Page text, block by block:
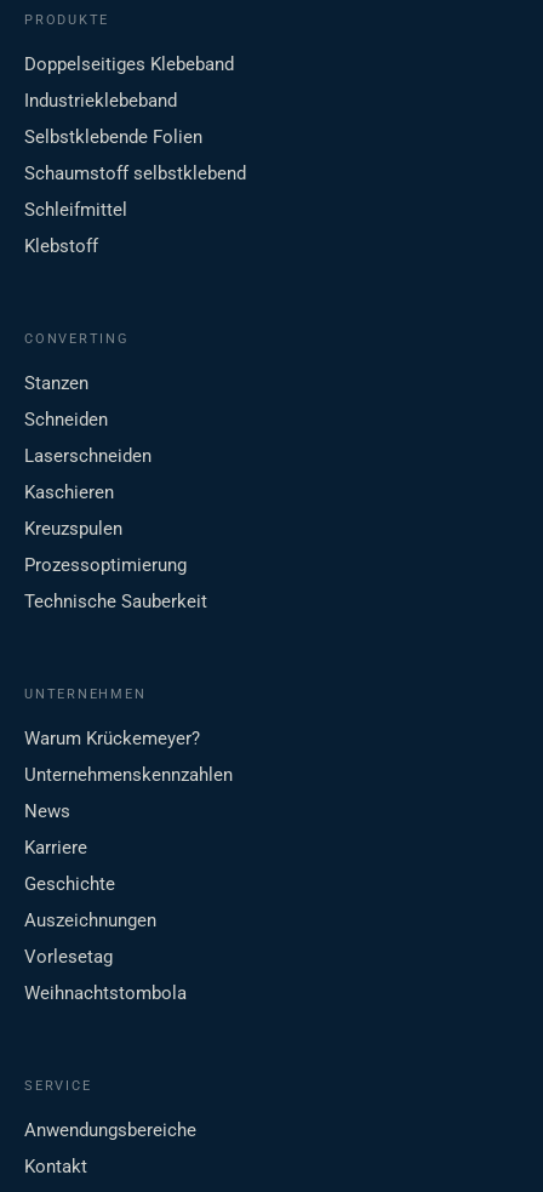
PRODUKTE
Doppelseitiges Klebeband
Industrieklebeband
Selbstklebende Folien
Schaumstoff selbstklebend
Schleifmittel
Klebstoff
CONVERTING
Stanzen
Schneiden
Laserschneiden
Kaschieren
Kreuzspulen
Prozessoptimierung
Technische Sauberkeit
UNTERNEHMEN
Warum Krückemeyer?
Unternehmenskennzahlen
News
Karriere
Geschichte
Auszeichnungen
Vorlesetag
Weihnachtstombola
SERVICE
Anwendungsbereiche
Kontakt